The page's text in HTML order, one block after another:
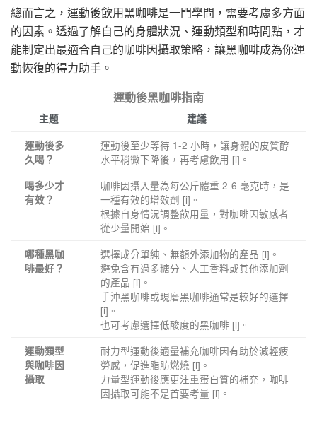
總而言之，運動後飲用黑咖啡是一門學問，需要考慮多方面
的因素。透過了解自己的身體狀況、運動類型和時間點，才
能制定出最適合自己的咖啡因攝取策略，讓黑咖啡成為你運
動恢復的得力助手。
運動後黑咖啡指南
主題
建議
運動後多
久喝？
運動後至少等待 1-2 小時，讓身體的皮質醇
水平稍微下降後，再考慮飲用 [i]。
喝多少才
有效？
咖啡因攝入量為每公斤體重 2-6 毫克時，是
一種有效的增效劑 [i]。
根據自身情況調整飲用量，對咖啡因敏感者
從少量開始 [i]。
哪種黑咖
啡最好？
選擇成分單純、無額外添加物的產品 [i]。
避免含有過多糖分、人工香料或其他添加劑
的產品 [i]。
手沖黑咖啡或現磨黑咖啡通常是較好的選擇
[i]。
也可考慮選擇低酸度的黑咖啡 [i]。
運動類型
與咖啡因
攝取
耐力型運動後適量補充咖啡因有助於減輕疲
勞感，促進脂肪燃燒 [i]。
力量型運動後應更注重蛋白質的補充，咖啡
因攝取可能不是首要考量 [i]。